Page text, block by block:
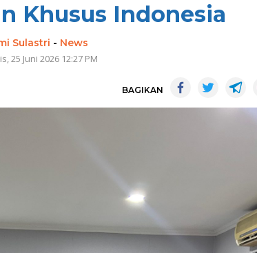
Khusus Indonesia
Sulastri - News
25 Juni 2026 12:27 PM
BAGIKAN